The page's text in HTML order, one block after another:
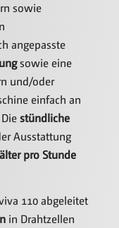
sowie
angepasste
sowie eine
und/oder
einfach an
stündliche
Ausstattung
pro Stunde
110 abgeleitet
in Drahtzellen